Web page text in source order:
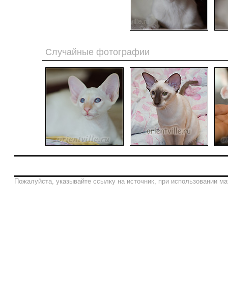
Случайные фотографии
Пожалуйста, указывайте ссылку на источник, при использовании